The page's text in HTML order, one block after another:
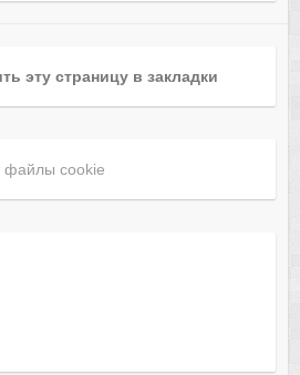
эту страницу в закладки
файлы cookie